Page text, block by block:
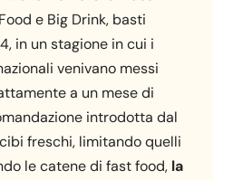
e Big Drink, basti
in un stagione in cui i
venivano messi
a un mese di
introdotta dal
freschi, limitando quelli
le catene di fast food, la